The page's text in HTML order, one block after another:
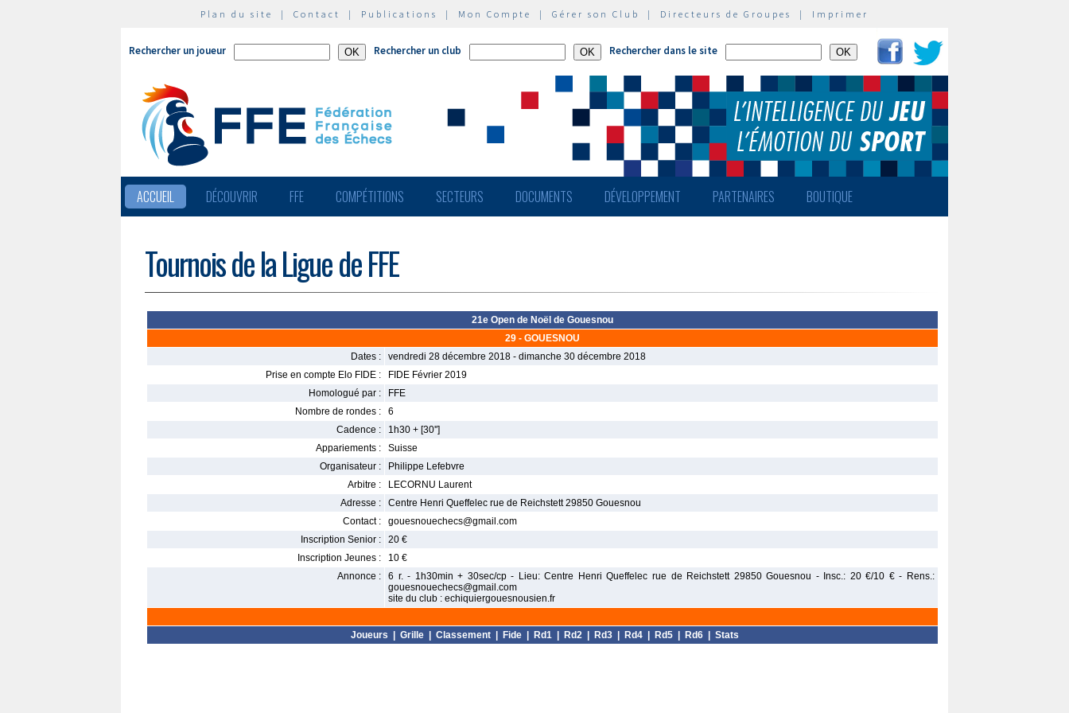
Plan du site | Contact | Publications | Mon Compte | Gérer son Club | Directeurs de Groupes | Imprimer
Rechercher un joueur Rechercher un club Rechercher dans le site
ACCUEIL DÉCOUVRIR FFE COMPÉTITIONS SECTEURS DOCUMENTS DÉVELOPPEMENT PARTENAIRES BOUTIQUE
Tournois de la Ligue de FFE
21e Open de Noël de Gouesnou
29 - GOUESNOU
Dates :
vendredi 28 décembre 2018 - dimanche 30 décembre 2018
Prise en compte Elo FIDE :
FIDE Février 2019
Homologué par :
FFE
Nombre de rondes :
6
Cadence :
1h30 + [30'']
Appariements :
Suisse
Organisateur :
Philippe Lefebvre
Arbitre :
LECORNU Laurent
Adresse :
Centre Henri Queffelec rue de Reichstett 29850 Gouesnou
Contact :
gouesnouechecs@gmail.com
Inscription Senior :
20 €
Inscription Jeunes :
10 €
Annonce :
6 r. - 1h30min + 30sec/cp - Lieu: Centre Henri Queffelec rue de Reichstett 29850 Gouesnou - Insc.: 20 €/10 € - Rens.:
gouesnouechecs@gmail.com
site du club : echiquiergouesnousien.fr
Joueurs Grille Classement Fide Rd1 Rd2 Rd3 Rd4 Rd5 Rd6 Stats